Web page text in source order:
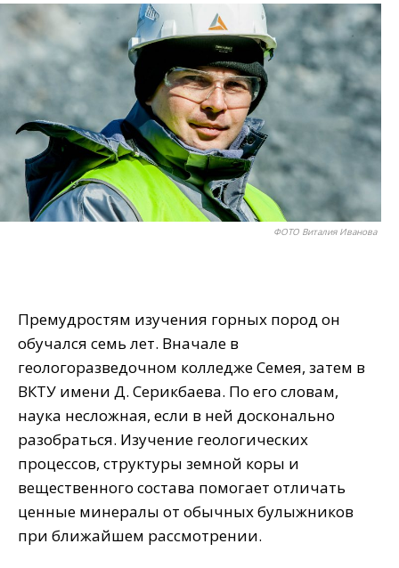
ФОТО Виталия Иванова
Премудростям изучения горных пород он
обучался семь лет. Вначале в
геологоразведочном колледже Семея, затем в
ВКТУ имени Д. Серикбаева. По его словам,
наука несложная, если в ней досконально
разобраться. Изучение геологических
процессов, структуры земной коры и
вещественного состава помогает отличать
ценные минералы от обычных булыжников
при ближайшем рассмотрении.